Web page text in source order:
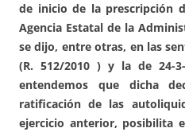
de inicio de la prescripción
Agencia Estatal de la
se dijo, entre otras, en las
(R. 512/2010 ) y la de 24-
entendemos que dicha
ratificación de las
ejercicio anterior, posibilita